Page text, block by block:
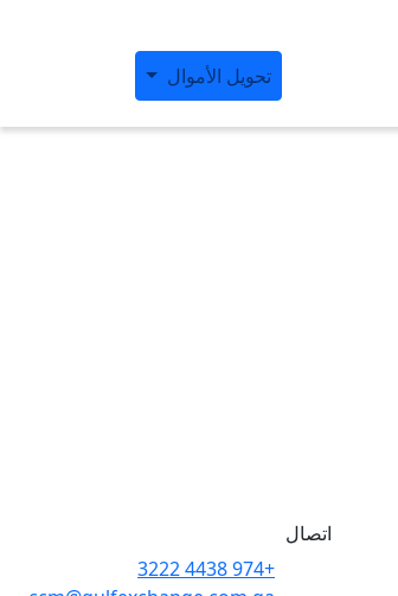
تحويل الأموال
اتصال
+974 4438 3222